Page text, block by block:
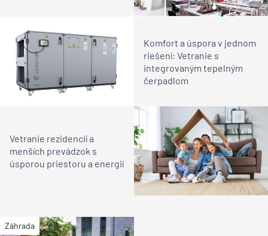
Komfort a úspora v jednom
riešení: Vetranie s
integrovaným tepelným
čerpadlom
Vetranie rezidencií a
menších prevádzok s
úsporou priestoru a energií
Záhrada